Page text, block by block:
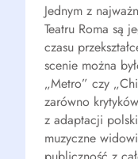
Jednym z
Teatru Roma są
czasu
scenie można
„Metro” czy
zarówno
z adaptacji
muzyczne